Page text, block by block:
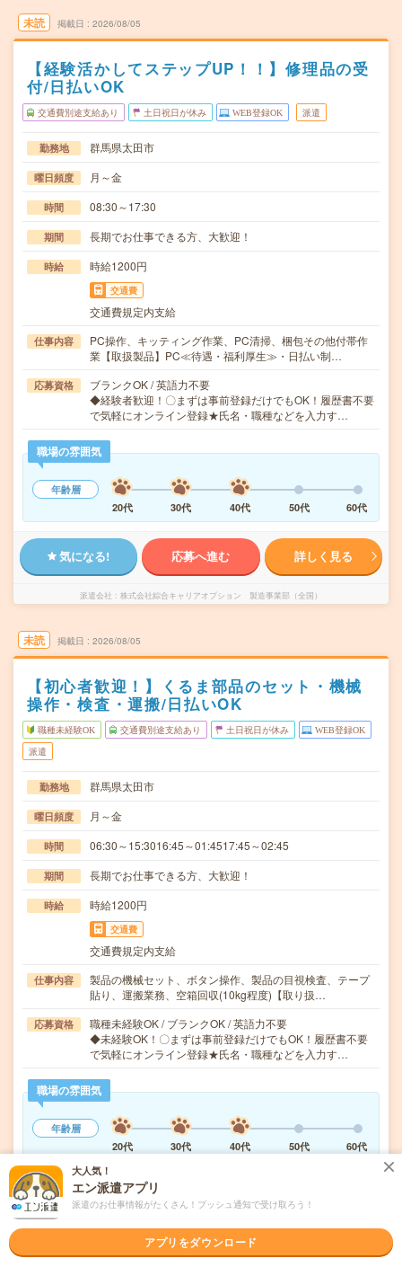
未読 掲載日 2026/08/05
【経験活かしてステップUP！！】修理品の受
付/日払いOK
交通費別途支給あり 土日祝日が休み WEB登録OK 派遣
勤務地 群馬県太田市
曜日頻度 月～金
時間 08:30～17:30
期間 長期でお仕事できる方、大歓迎！
時給 時給1200円
交通費
交通費規定内支給
仕事内容
PC操作、キッティング作業、PC清掃、梱包その他付帯作
業【取扱製品】PC≪待遇・福利厚生≫・日払い制…
応募資格
ブランクOK / 英語力不要
◆経験者歓迎！〇まずは事前登録だけでもOK！履歴書不要
で気軽にオンライン登録★氏名・職種などを入力す…
職場の雰囲気
年齢層
20代
30代 40代 50代 60代
気になる! 応募へ進む 詳しく見る
派遣会社 株式会社綜合キャリアオプション 製造事業部（全国）
未読 掲載日 2026/08/05
【初心者歓迎！】くるま部品のセット・機械
操作・検査・運搬/日払いOK
職種未経験OK 交通費別途支給あり 土日祝日が休み WEB登録OK
派遣
勤務地 群馬県太田市
曜日頻度 月～金
時間 06:30～15:3016:45～01:4517:45～02:45
期間 長期でお仕事できる方、大歓迎！
時給 時給1200円
交通費
交通費規定内支給
仕事内容
製品の機械セット、ボタン操作、製品の目視検査、テープ
貼り、運搬業務、空箱回収(10kg程度)【取り扱…
応募資格
職種未経験OK / ブランクOK / 英語力不要
◆未経験OK！〇まずは事前登録だけでもOK！履歴書不要
で気軽にオンライン登録★氏名・職種などを入力す…
職場の雰囲気
年齢層
20代
30代 40代 50代 60代
気になる!
株式会社綜合キャリアオプション 製造事業部（全国）
大人気！
エン派遣アプリ
派遣のお仕事情報がたくさん！プッシュ通知で受け取ろう！
アプリをダウンロード